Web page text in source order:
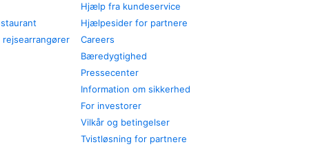
rejsearrangører
Hjælp fra kundeservice
Hjælpesider for partnere
Careers
Bæredygtighed
Pressecenter
Information om sikkerhed
For investorer
Vilkår og betingelser
Tvistløsning for partnere